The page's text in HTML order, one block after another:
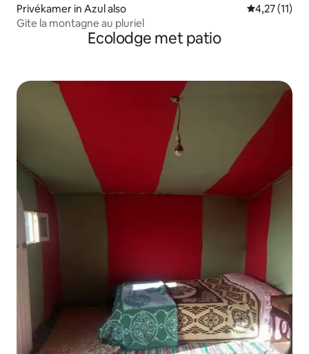
Privékamer in Azul also Gemiddelde
4,27 (11)
Gite la montagne au pluriel
Ecolodge met patio